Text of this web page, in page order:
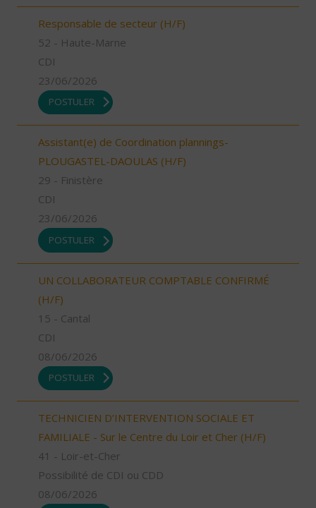
Responsable de secteur (H/F)
52 - Haute-Marne
CDI
23/06/2026
POSTULER
Assistant(e) de Coordination plannings-
PLOUGASTEL-DAOULAS (H/F)
29 - Finistère
CDI
23/06/2026
POSTULER
UN COLLABORATEUR COMPTABLE CONFIRMÉ
(H/F)
15 - Cantal
CDI
08/06/2026
POSTULER
TECHNICIEN D’INTERVENTION SOCIALE ET
FAMILIALE - Sur le Centre du Loir et Cher (H/F)
41 - Loir-et-Cher
Possibilité de CDI ou CDD
08/06/2026